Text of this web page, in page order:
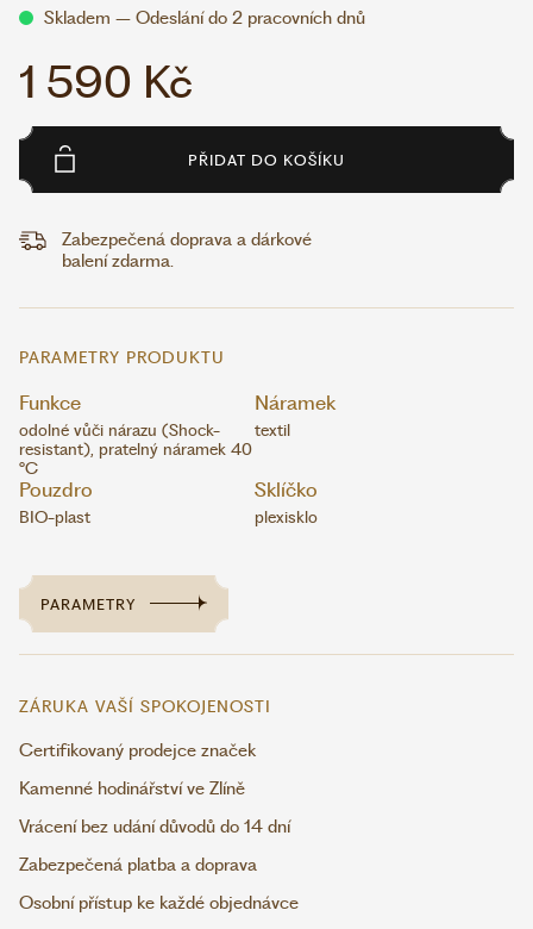
Skladem – Odeslání do 2 pracovních dnů
1 590 Kč
PŘIDAT DO KOŠÍKU
Zabezpečená doprava a dárkové
balení zdarma.
PARAMETRY PRODUKTU
Funkce
odolné vůči nárazu (Shock-
resistant), pratelný náramek 40
°C
Náramek
textil
Pouzdro
BIO-plast
Sklíčko
plexisklo
PARAMETRY
ZÁRUKA VAŠÍ SPOKOJENOSTI
Certifikovaný prodejce značek
Kamenné hodinářství ve Zlíně
Vrácení bez udání důvodů do 14 dní
Zabezpečená platba a doprava
Osobní přístup ke každé objednávce